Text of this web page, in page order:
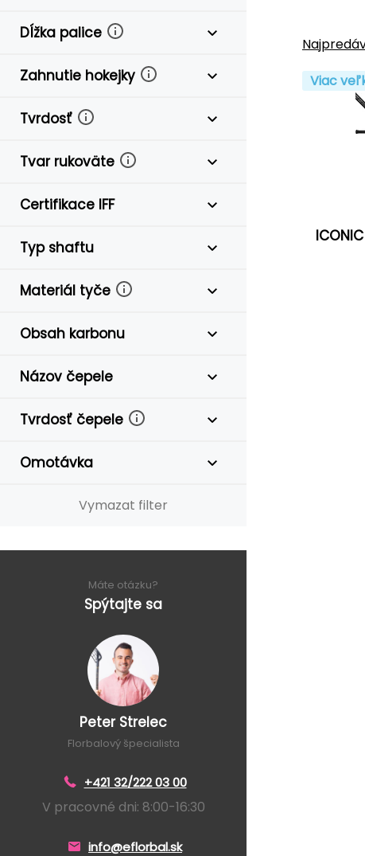
Dĺžka palice
Zahnutie hokejky
Tvrdosť
Tvar rukoväte
Certifikace IFF
Typ shaftu
Materiál tyče
Obsah karbonu
Názov čepele
Tvrdosť čepele
Omotávka
Vymazat filter
Máte otázku?
Spýtajte sa
Peter Strelec
Florbalový špecialista
+421 32/222 03 00
V pracovné dni: 8:00-16:30
info@eflorbal.sk
Viac
ICONIC